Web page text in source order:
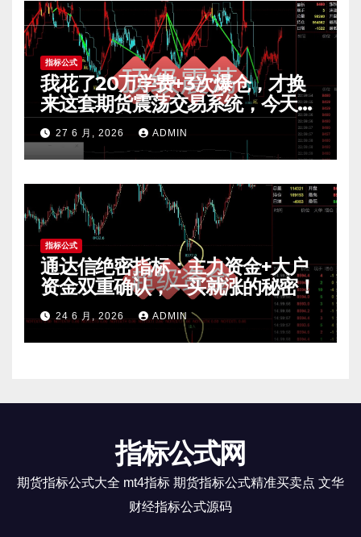
指标公式
我花了20万学费+3次爆仓，才换
来这套期货震荡交易系统，今天免
费公开核心逻辑
27 6 月, 2026 ADMIN
指标公式
通达信绝密指标：主力资金+大户
资金双重确认，一买就涨的秘密！
24 6 月, 2026 ADMIN
指标公式网
期货指标公式大全 mt4指标 期货指标公式精准买卖点 文华
财经指标公式源码